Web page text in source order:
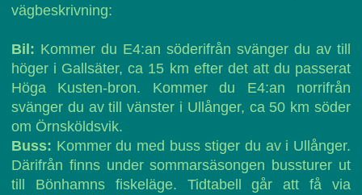
vägbeskrivning:
Bil: Kommer du E4:an söderifrån svänger du av till
höger i Gallsäter, ca 15 km efter det att du passerat
Höga Kusten-bron. Kommer du E4:an norrifrån
svänger du av till vänster i Ullånger, ca 50 km söder
om Örnsköldsvik.
Buss: Kommer du med buss stiger du av i Ullånger.
Därifrån finns under sommarsäsongen bussturer ut
till Bönhamns fiskeläge. Tidtabell går att få via